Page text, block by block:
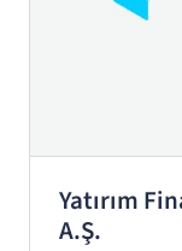
Yatırım
A.Ş.